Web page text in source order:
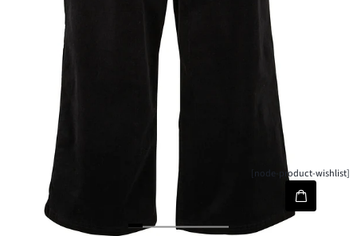
[node-product-wishlist]